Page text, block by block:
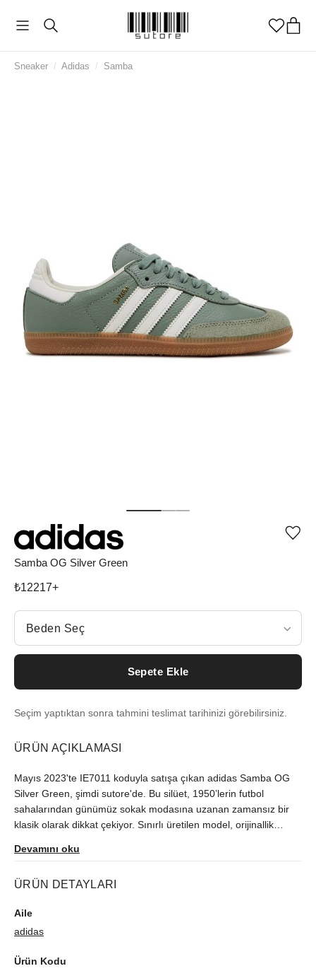
Sneaker / Adidas / Samba
Samba OG Silver Green
₺12217+
Beden Seç
Beden Seç
Sepete Ekle
Seçim yaptıktan sonra tahmini teslimat tarihinizi görebilirsiniz.
ÜRÜN AÇIKLAMASI
Mayıs 2023'te IE7011 koduyla satışa çıkan adidas Samba OG
Silver Green, şimdi sutore'de. Bu silüet, 1950’lerin futbol
sahalarından günümüz sokak modasına uzanan zamansız bir
klasik olarak dikkat çekiyor. Sınırlı üretilen model, orijinallik
Devamını oku
ÜRÜN DETAYLARI
Aile
adidas
Ürün Kodu